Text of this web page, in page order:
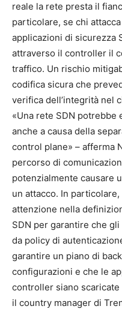
reale la rete presta il
particolare, se chi
applicazioni di sicurezza
attraverso il controller il
traffico. Un rischio
codifica sicura che
verifica dell’integrità nel
«Una rete SDN potrebbe
anche a causa della
control plane» – afferma
percorso di
potenzialmente causare
un attacco. In
attenzione nella
SDN per garantire che
da policy di
garantire un piano di
configurazioni e che le
controller siano
il country manager di